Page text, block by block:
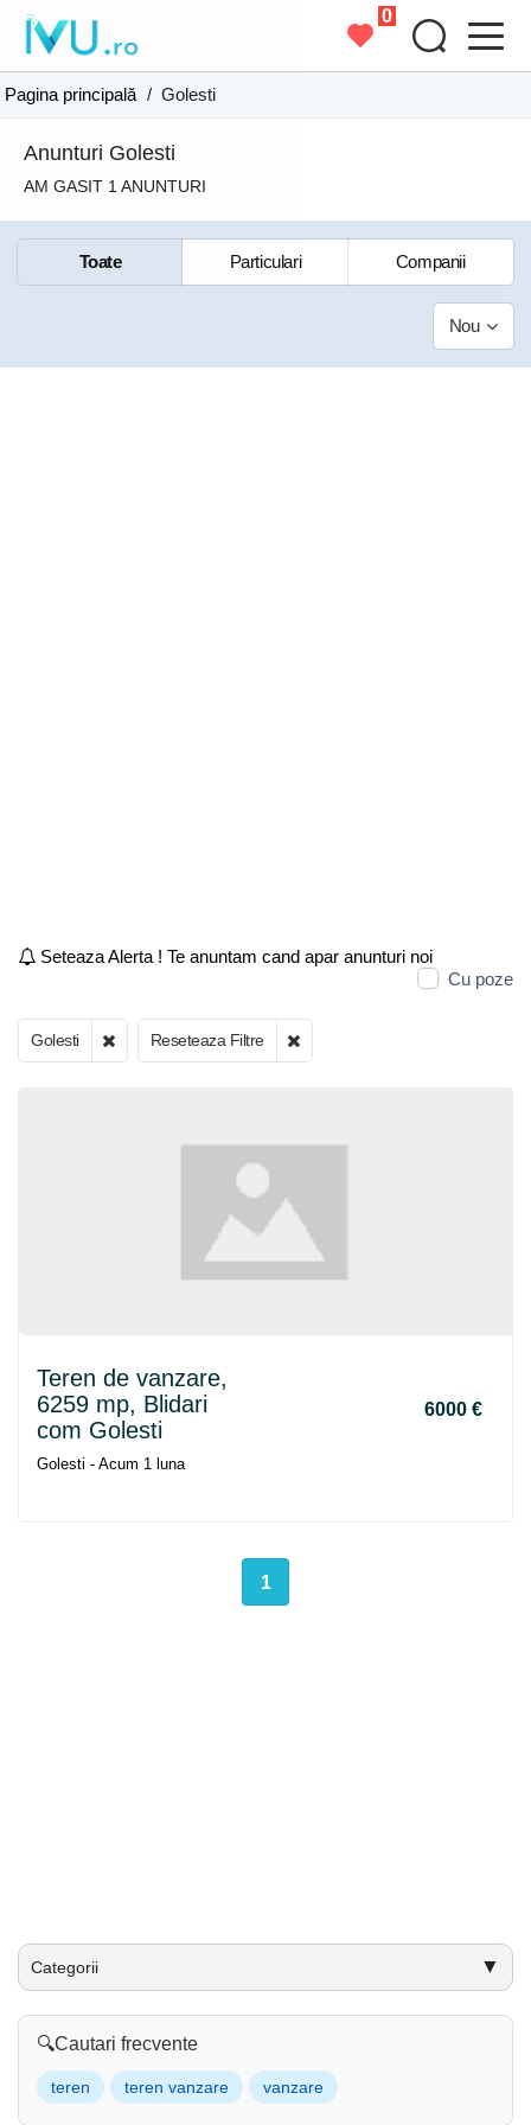
0
Pagina principală / Golesti
Anunturi Golesti
AM GASIT 1 ANUNTURI
Toate Particulari Companii
Nou
Seteaza Alerta ! Te anuntam cand apar anunturi noi
Cu poze
Golesti Reseteaza Filtre
Teren de vanzare,
6259 mp, Blidari
com Golesti
6000 €
Golesti - Acum 1 luna
1
Categorii ▼
🔍Cautari frecvente
teren teren vanzare vanzare